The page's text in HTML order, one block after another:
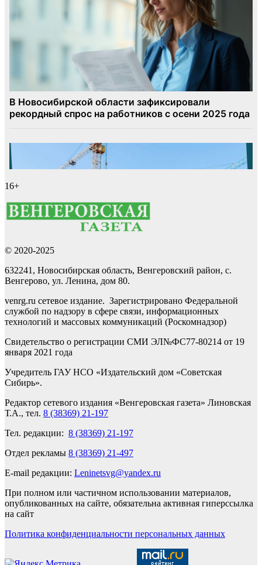
16+
© 2020-2025
632241, Новосибирская область, Венгеровский район, с.
Венгерово, ул. Ленина, дом 80.
venrg.ru сетевое издание. Зарегистрировано Федеральной
службой по надзору в сфере связи, информационных
технологий и массовых коммуникаций (Роскомнадзор)
Свидетельство о регистрации СМИ ЭЛ№ФС77-80214 от 19
января 2021 года
Учредитель ГАУ НСО «Издательский дом «Советская
Сибирь».
Редактор сетевого издания «Венгеровская газета» Линовская
Т.А., тел. 8 (38369) 21-197
Тел. редакции: 8 (38369) 21-197
Отдел рекламы 8 (38369) 21-497
E-mail редакции: Leninetsvg@yandex.ru
При полном или частичном использовании материалов,
опубликованных на сайте, обязательна активная гиперссылка
на сайт
Политика конфиденциальности персональных данных